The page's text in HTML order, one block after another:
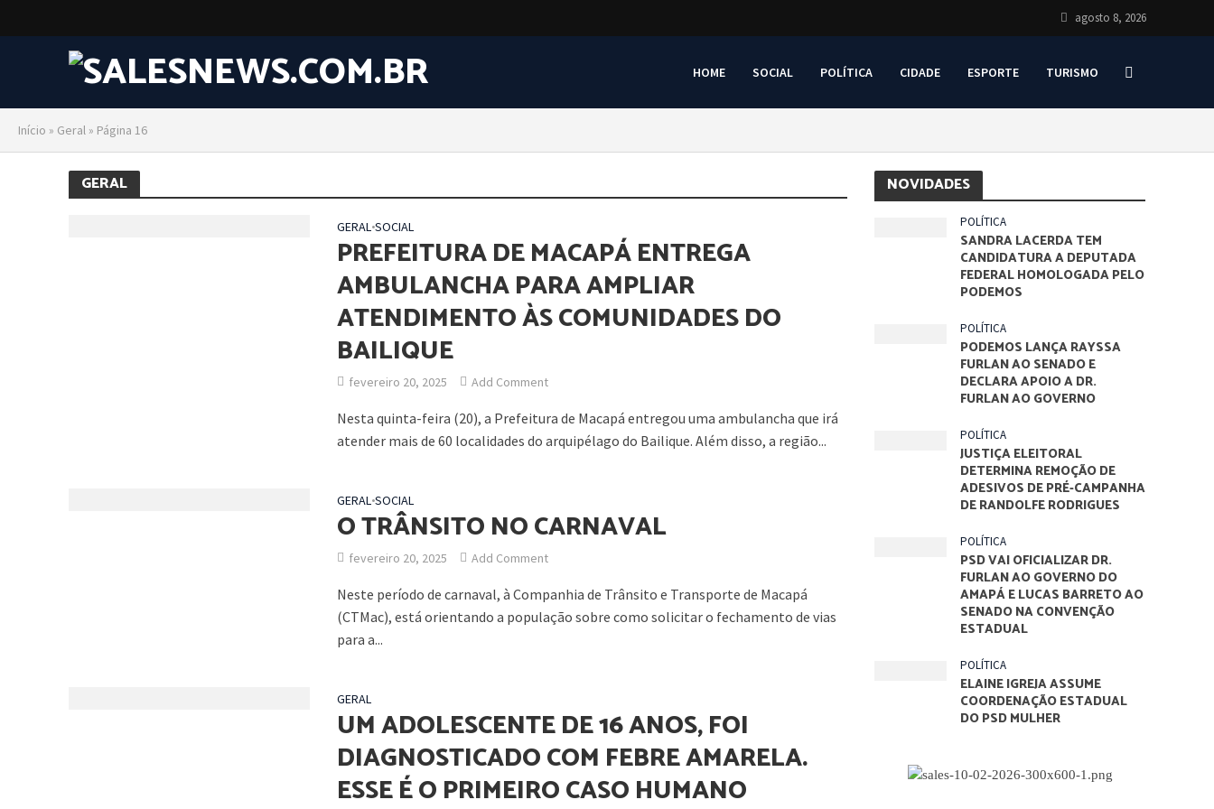
agosto 8, 2026
HOME SOCIAL POLÍTICA CIDADE ESPORTE TURISMO
Início » Geral » Página 16
GERAL
GERAL•SOCIAL
PREFEITURA DE MACAPÁ ENTREGA
AMBULANCHA PARA AMPLIAR
ATENDIMENTO ÀS COMUNIDADES DO
BAILIQUE
fevereiro 20, 2025 Add Comment
Nesta quinta-feira (20), a Prefeitura de Macapá entregou uma ambulancha que irá
atender mais de 60 localidades do arquipélago do Bailique. Além disso, a região...
GERAL•SOCIAL
O TRÂNSITO NO CARNAVAL
fevereiro 20, 2025 Add Comment
Neste período de carnaval, à Companhia de Trânsito e Transporte de Macapá
(CTMac), está orientando a população sobre como solicitar o fechamento de vias
para a...
GERAL
UM ADOLESCENTE DE 16 ANOS, FOI
DIAGNOSTICADO COM FEBRE AMARELA.
ESSE É O PRIMEIRO CASO HUMANO
NOVIDADES
POLÍTICA
SANDRA LACERDA TEM
CANDIDATURA A DEPUTADA
FEDERAL HOMOLOGADA PELO
PODEMOS
POLÍTICA
PODEMOS LANÇA RAYSSA
FURLAN AO SENADO E
DECLARA APOIO A DR.
FURLAN AO GOVERNO
POLÍTICA
JUSTIÇA ELEITORAL
DETERMINA REMOÇÃO DE
ADESIVOS DE PRÉ-CAMPANHA
DE RANDOLFE RODRIGUES
POLÍTICA
PSD VAI OFICIALIZAR DR.
FURLAN AO GOVERNO DO
AMAPÁ E LUCAS BARRETO AO
SENADO NA CONVENÇÃO
ESTADUAL
POLÍTICA
ELAINE IGREJA ASSUME
COORDENAÇÃO ESTADUAL
DO PSD MULHER